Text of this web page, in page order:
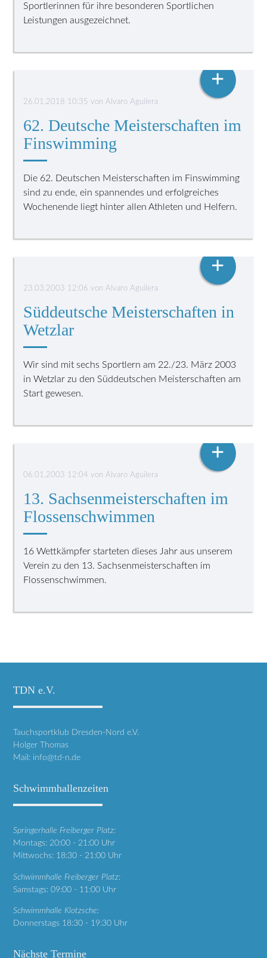
Sportlerinnen für ihre besonderen Sportlichen
Leistungen ausgezeichnet.
26.01.2018 10:35 vonAlvaro Aguilera
62. Deutsche Meisterschaften im
Finswimming
Die 62. Deutschen Meisterschaften im Finswimming
sind zu ende, ein spannendes und erfolgreiches
Wochenende liegt hinter allen Athleten und Helfern.
+
23.03.2003 12:06 vonAlvaro Aguilera
Süddeutsche Meisterschaften in
Wetzlar
Wir sind mit sechs Sportlern am 22./23. März 2003
in Wetzlar zu den Süddeutschen Meisterschaften am
Start gewesen.
+
06.01.2003 12:04 vonAlvaro Aguilera
13. Sachsenmeisterschaften im
Flossenschwimmen
16 Wettkämpfer starteten dieses Jahr aus unserem
Verein zu den 13. Sachsenmeisterschaften im
Flossenschwimmen.
+
TDN e.V.
Tauchsportklub Dresden-Nord e.V.
Holger Thomas
Mail: info@td-n.de
Schwimmhallenzeiten
Springerhalle Freiberger Platz:
Montags: 20:00 - 21:00 Uhr
Mittwochs: 18:30 - 21:00 Uhr
Schwimmhalle Freiberger Platz:
Samstags: 09:00 - 11:00 Uhr
Schwimmhalle Klotzsche:
Donnerstags 18:30 - 19:30 Uhr
Nächste Termine